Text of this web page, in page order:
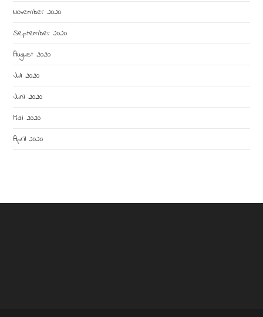
November 2020
September 2020
August 2020
Juli 2020
Juni 2020
Mai 2020
April 2020